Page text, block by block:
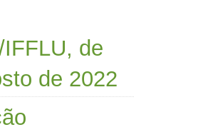
de
de 2022